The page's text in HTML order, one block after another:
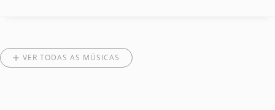
VER TODAS AS MÚSICAS